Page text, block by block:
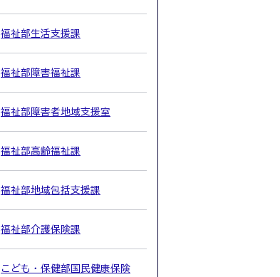
福祉部生活支援課
福祉部障害福祉課
福祉部障害者地域支援室
福祉部高齢福祉課
福祉部地域包括支援課
福祉部介護保険課
こども・保健部国民健康保険